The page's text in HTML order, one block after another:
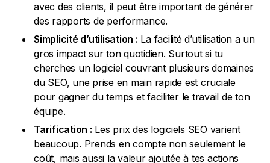
avec des clients, il peut être important de générer
des rapports de performance.
Simplicité d’utilisation : La facilité d’utilisation a un
gros impact sur ton quotidien. Surtout si tu
cherches un logiciel couvrant plusieurs domaines
du SEO, une prise en main rapide est cruciale
pour gagner du temps et faciliter le travail de ton
équipe.
Tarification : Les prix des logiciels SEO varient
beaucoup. Prends en compte non seulement le
coût, mais aussi la valeur ajoutée à tes actions